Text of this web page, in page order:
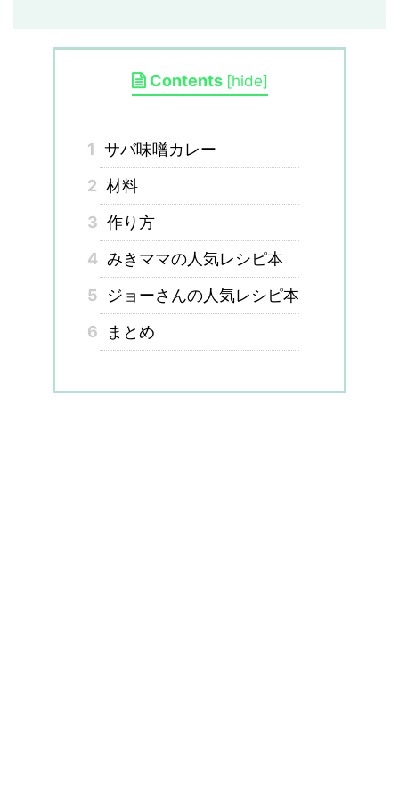
Contents [hide]
1 サバ味噌カレー
2 材料
3 作り方
4 みきママの人気レシピ本
5
ジョーさんの人気レシピ本
6
まとめ